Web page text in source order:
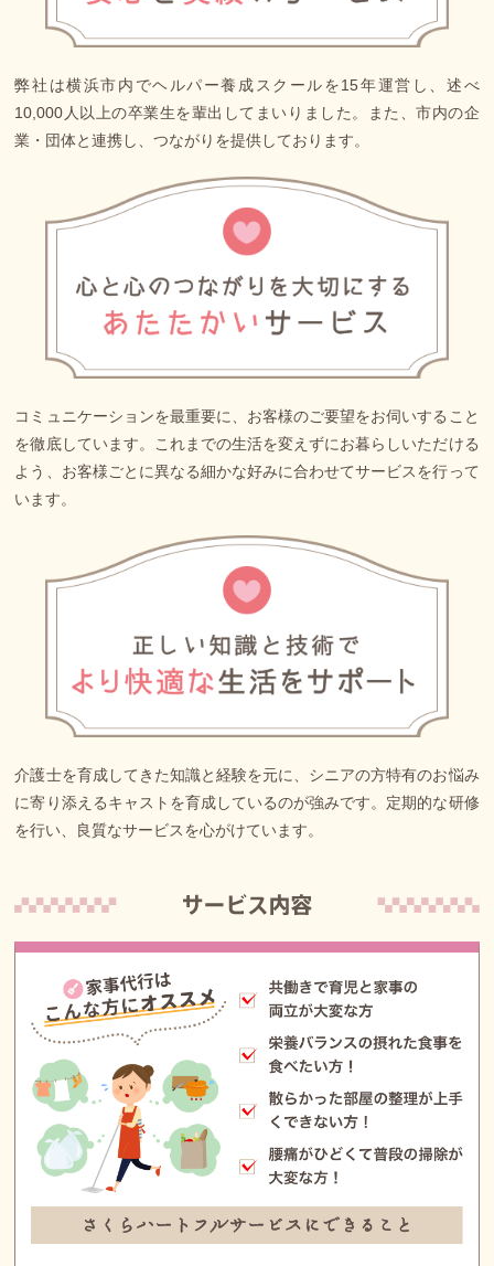
弊社は横浜市内でヘルパー養成スクールを15年運営し、述べ
10,000人以上の卒業生を輩出してまいりました。また、市内の企
業・団体と連携し、つながりを提供しております。
コミュニケーションを最重要に、お客様のご要望をお伺いすること
を徹底しています。これまでの生活を変えずにお暮らしいただける
よう、お客様ごとに異なる細かな好みに合わせてサービスを行って
います。
介護士を育成してきた知識と経験を元に、シニアの方特有のお悩み
に寄り添えるキャストを育成しているのが強みです。定期的な研修
を行い、良質なサービスを心がけています。